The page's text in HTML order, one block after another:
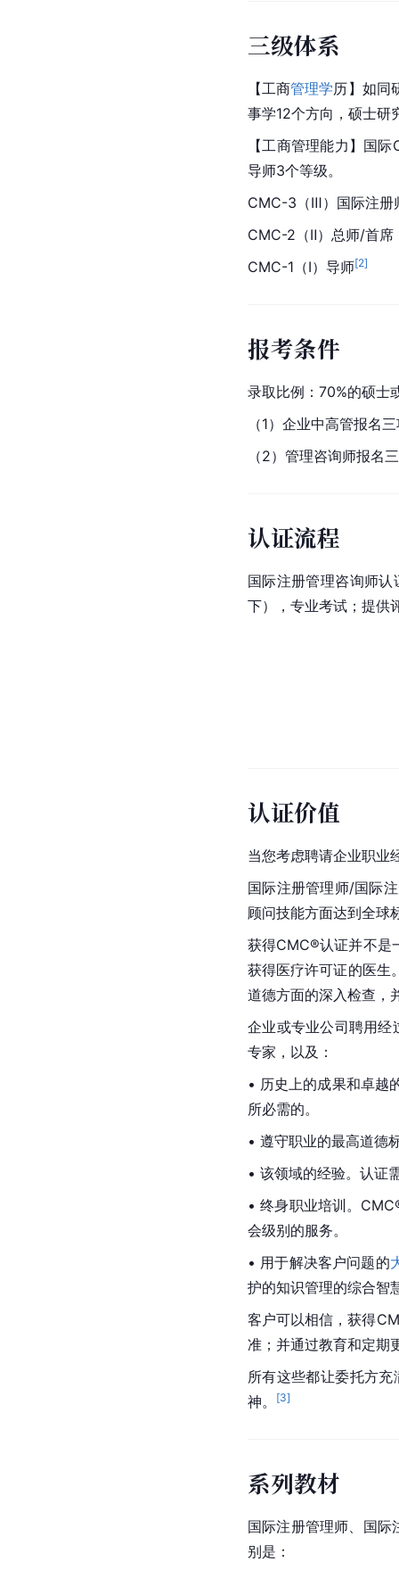
三级体系
【工商管理学历】如同
事学12个方向，硕士研
【工商管理能力】国
导师3个等级。
CMC-3（Ⅲ）国际注册
CMC-2（Ⅱ）总师/首席
CMC-1（Ⅰ）导师[2]
报考条件
录取比例：70%的硕士
（1）企业中高管报名
（2）管理咨询师报名
认证流程
国际注册管理咨询师
下），专业考试；提供
认证价值
当您考虑聘请企业职
国际注册管理师/国际
顾问技能方面达到全
获得CMC®认证并不是
获得医疗许可证的医生
道德方面的深入检查，
企业或专业公司聘用经
专家，以及：
• 历史上的成果和卓越
所必需的。
• 遵守职业的最高道德
• 该领域的经验。认证
• 终身职业培训。
会级别的服务。
• 用于解决客户问题的
护的知识管理的综合智
客户可以相信，获得
准；并通过教育和定期
所有这些都让委托方
神。
[3]
系列教材
国际注册管理师、国
别是：